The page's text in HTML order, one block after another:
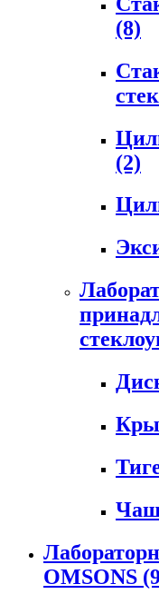
(8)
(2)
OMSONS